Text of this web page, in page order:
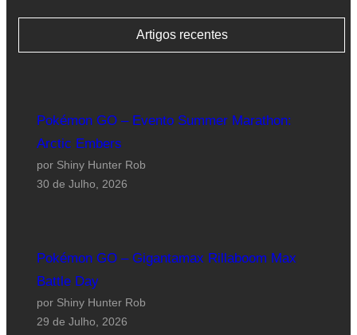
Artigos recentes
Pokémon GO – Evento Summer Marathon:
Arctic Embers
por Shiny Hunter Rob
30 de Julho, 2026
Pokémon GO – Gigantamax Rillaboom Max
Battle Day
por Shiny Hunter Rob
29 de Julho, 2026